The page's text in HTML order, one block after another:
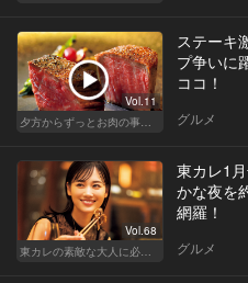
Vol.11
ステーキ
プ争いに
ココ！
グルメ
Vol.68
東カレ1
かな夜を
網羅！
グルメ